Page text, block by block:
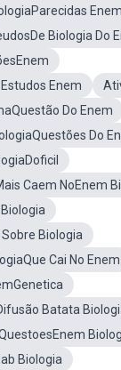
Enem
Biologia Do
Enem
Do Enem
Do
Caem NoEnem
Biologia
Cai No Enem
Batata
Biologia